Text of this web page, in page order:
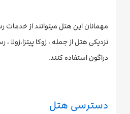
مهمانان این هتل میتوانند از خدمات
نزدیکی هتل از جمله ، زوکا پیتزا،زولا
دراگون استفاده کنند.
دسترسی هتل